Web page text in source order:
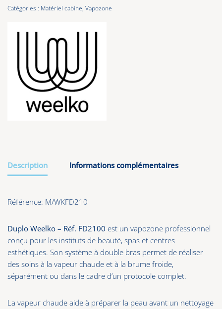
Catégories : Matériel cabine, Vapozone
Description Informations complémentaires
Référence: M/WKFD210
Duplo Weelko – Réf. FD2100 est un vapozone professionnel
conçu pour les instituts de beauté, spas et centres
esthétiques. Son système à double bras permet de réaliser
des soins à la vapeur chaude et à la brume froide,
séparément ou dans le cadre d’un protocole complet.
La vapeur chaude aide à préparer la peau avant un nettoyage